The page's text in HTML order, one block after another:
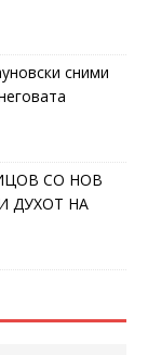
сними
СО НОВ
ДУХОТ НА